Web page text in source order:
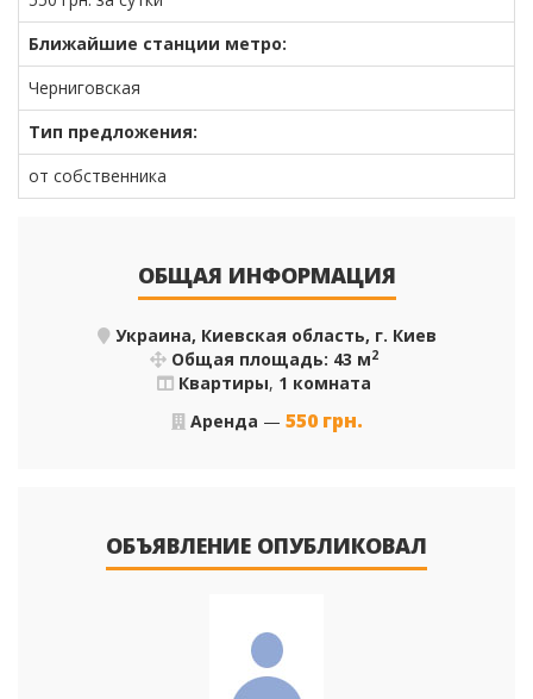
Ближайшие станции метро:
Черниговская
Тип предложения:
от собственника
ОБЩАЯ ИНФОРМАЦИЯ
Украина, Киевская область, г. Киев
Общая площадь: 43 м2
Квартиры, 1 комната
Аренда — 550 грн.
ОБЪЯВЛЕНИЕ ОПУБЛИКОВАЛ